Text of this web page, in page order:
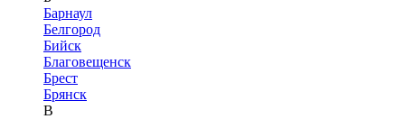
Барнаул
Белгород
Бийск
Благовещенск
Брест
Брянск
В